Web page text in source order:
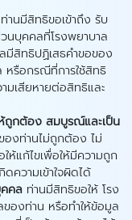
ท่านมีสิทธิขอเข้าถึง รับ
นบุคคลที่โรงพยาบาล
มีสิทธิปฏิเสธคำขอของ
หรือกรณีที่การใช้สิทธิ
มเสียหายต่อสิทธิและ
ถูกต้อง สมบูรณ์และเป็น
งท่านไม่ถูกต้อง ไม่
ห้แก้ไขเพื่อให้มีความถูก
ความเข้าใจผิดได้
คล ท่านมีสิทธิขอให้ โรง
องท่าน หรือทำให้ข้อมูล